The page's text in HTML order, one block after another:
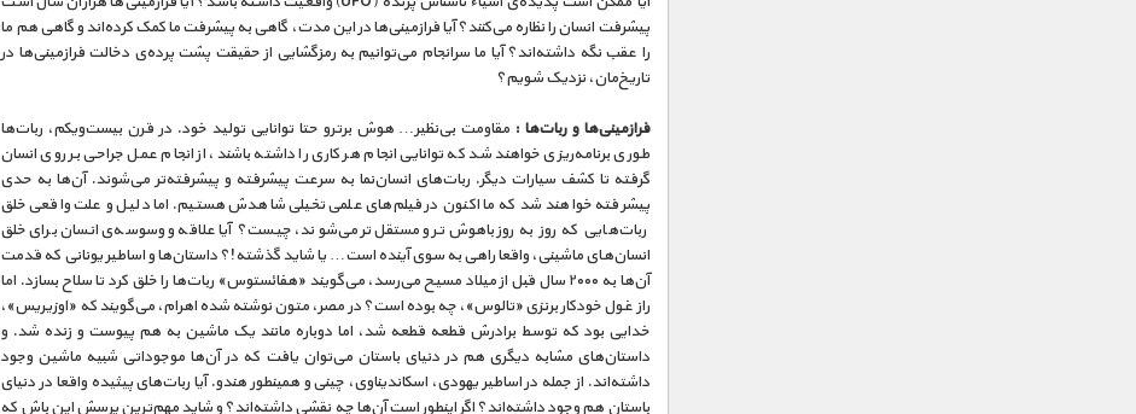
پیشرفت انسان را نظاره می‌کنند؟ آیا فرازمینی‌ها در این مدت، گاهی به پیشرفت ما کمک کرده‌اند و گاهی هم ما
را عقب نگه داشته‌اند؟ آیا ما سرانجام می‌توانیم به رمزگشایی از حقیقت پشت پرده‌ی دخالت فرازمینی‌ها در
تاریخ‌مان، نزدیک شویم؟
فرازمینی‌ها و ربات‌ها :مقاومت بی‌نظیر… هوش برترو حتا توانایی تولید خود. در قرن بیست‌و‌یکم، ربات‌ها
طوری برنامه‌ریزی خواهند شد که توانایی انجام هر کاری را داشته باشند، از انجام عمل جراحی بر روی انسان
گرفته تا کشف سیارات دیگر. ربات‌های انسان‌نما به سرعت پیشرفته و پیشرفته‌تر می‌شوند. آن‌ها به حدی
پیشرفته خواهند شد که ما اکنون در فیلم‌های علمی تخیلی شاهدش هستیم. اما دلیل و علت واقعی خلق
ربات‌هایی که روز به روز باهوش‌تر و مستقل‌تر می‌شوند، چیست؟ آیا علاقه و وسوسه‌ی انسان برای خلق
انسان‌های ماشینی، واقعا راهی به سوی آینده است… یا شاید گذشته!؟ داستان‌ها و اساطیر یونانی که قدمت
آن‌ها به ۲۰۰۰ سال قبل از میلاد مسیح می‌رسد، می‌گویند «هفائستوس» ربات‌ها را خلق کرد تا سلاح بسازد. اما
راز غول خودکار برنزی «تالوس»، چه بوده است؟ در مصر، متون نوشته شده اهرام، می‌گویند که «اوزیریس»،
خدایی بود که توسط برادرش قطعه قطعه شد، اما دوباره مانند یک ماشین به هم پیوست و زنده شد. و
داستان‌های مشابه دیگری هم در دنیای باستان می‌توان یافت که در آ‌ن‌ها موجوداتی شبیه ماشین وجود
داشته‌اند. از جمله در اساطیر یهودی، اسکاندیناوی، چینی و همینطور هندو. آیا ربات‌های پیثیده واقعا در دنیای
باستان هم وجود داشته‌اند؟ اگر اینطور است آن‌ها چه نقشی داشته‌اند؟ و شاید مهم‌ترین پرسش این باش که